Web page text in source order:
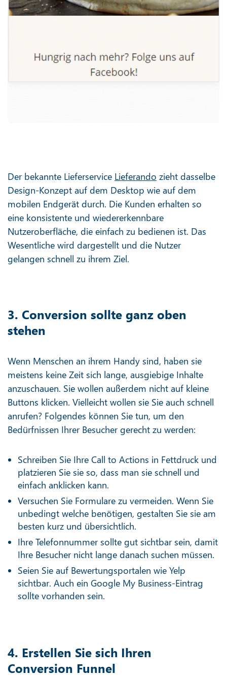
Der bekannte Lieferservice Lieferando zieht dasselbe
Design-Konzept auf dem Desktop wie auf dem
mobilen Endgerät durch. Die Kunden erhalten so
eine konsistente und wiedererkennbare
Nutzeroberfläche, die einfach zu bedienen ist. Das
Wesentliche wird dargestellt und die Nutzer
gelangen schnell zu ihrem Ziel.
3. Conversion sollte ganz oben
stehen
Wenn Menschen an ihrem Handy sind, haben sie
meistens keine Zeit sich lange, ausgiebige Inhalte
anzuschauen. Sie wollen außerdem nicht auf kleine
Buttons klicken. Vielleicht wollen sie Sie auch schnell
anrufen? Folgendes können Sie tun, um den
Bedürfnissen Ihrer Besucher gerecht zu werden:
Schreiben Sie Ihre Call to Actions in Fettdruck und
platzieren Sie sie so, dass man sie schnell und
einfach anklicken kann.
Versuchen Sie Formulare zu vermeiden. Wenn Sie
unbedingt welche benötigen, gestalten Sie sie am
besten kurz und übersichtlich.
Ihre Telefonnummer sollte gut sichtbar sein, damit
Ihre Besucher nicht lange danach suchen müssen.
Seien Sie auf Bewertungsportalen wie Yelp
sichtbar. Auch ein Google My Business-Eintrag
sollte vorhanden sein.
4. Erstellen Sie sich Ihren
Conversion Funnel